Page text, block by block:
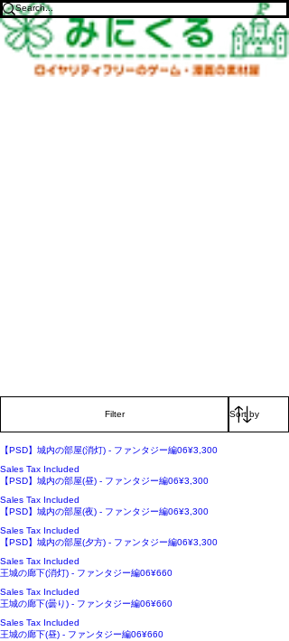
Filter
PSD
【PSD】城内の部屋(消灯) - ファンタジー編06Price
¥3,300
Sales Tax Included
PSD
【PSD】城内の部屋(昼) - ファンタジー編06Price
¥3,300
Sales Tax Included
PSD
【PSD】城内の部屋(夜) - ファンタジー編06Price
¥3,300
Sales Tax Included
PSD
【PSD】城内の部屋(夕方) - ファンタジー編06Price
¥3,300
Sales Tax Included
王城の廊下(消灯) - ファンタジー編06Price
¥660
Sales Tax Included
王城の廊下(曇り) - ファンタジー編06Price
¥660
Sales Tax Included
王城の廊下(昼) - ファンタジー編06Price
¥660